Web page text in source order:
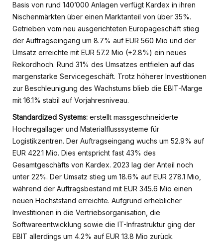
Basis von rund 140’000 Anlagen verfügt Kardex in ihren
Nischenmärkten über einen Marktanteil von über 35%.
Getrieben vom neu ausgerichteten Europageschäft stieg
der Auftragseingang um 8.7% auf EUR 560 Mio und der
Umsatz erreichte mit EUR 57.2 Mio (+2.8%) ein neues
Rekordhoch. Rund 31% des Umsatzes entfielen auf das
margenstarke Servicegeschäft. Trotz höherer Investitionen
zur Beschleunigung des Wachstums blieb die EBIT-Marge
mit 16.1% stabil auf Vorjahresniveau.
Standardized Systems: erstellt massgeschneiderte
Hochregallager und Materialflusssysteme für
Logistikzentren. Der Auftragseingang wuchs um 52.9% auf
EUR 422.1 Mio. Dies entspricht fast 43% des
Gesamtgeschäfts von Kardex. 2023 lag der Anteil noch
unter 22%. Der Umsatz stieg um 18.6% auf EUR 278.1 Mio,
während der Auftragsbestand mit EUR 345.6 Mio einen
neuen Höchststand erreichte. Aufgrund erheblicher
Investitionen in die Vertriebsorganisation, die
Softwareentwicklung sowie die IT-Infrastruktur ging der
EBIT allerdings um 4.2% auf EUR 13.8 Mio zurück.